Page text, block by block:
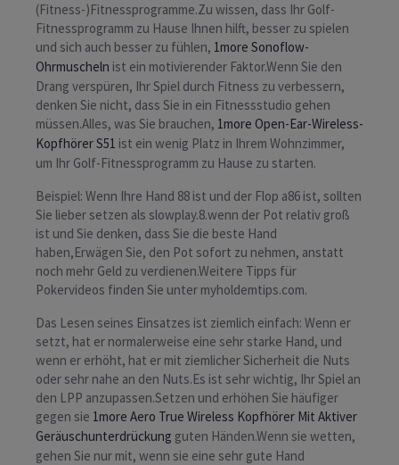
(Fitness-)Fitnessprogramme.Zu wissen, dass Ihr Golf-
Fitnessprogramm zu Hause Ihnen hilft, besser zu spielen
und sich auch besser zu fühlen, 1more Sonoflow-
Ohrmuscheln ist ein motivierender Faktor.Wenn Sie den
Drang verspüren, Ihr Spiel durch Fitness zu verbessern,
denken Sie nicht, dass Sie in ein Fitnessstudio gehen
müssen.Alles, was Sie brauchen, 1more Open-Ear-Wireless-
Kopfhörer S51 ist ein wenig Platz in Ihrem Wohnzimmer,
um Ihr Golf-Fitnessprogramm zu Hause zu starten.
Beispiel: Wenn Ihre Hand 88 ist und der Flop a86 ist, sollten
Sie lieber setzen als slowplay.8.wenn der Pot relativ groß
ist und Sie denken, dass Sie die beste Hand
haben,Erwägen Sie, den Pot sofort zu nehmen, anstatt
noch mehr Geld zu verdienen.Weitere Tipps für
Pokervideos finden Sie unter myholdemtips.com.
Das Lesen seines Einsatzes ist ziemlich einfach: Wenn er
setzt, hat er normalerweise eine sehr starke Hand, und
wenn er erhöht, hat er mit ziemlicher Sicherheit die Nuts
oder sehr nahe an den Nuts.Es ist sehr wichtig, Ihr Spiel an
den LPP anzupassen.Setzen und erhöhen Sie häufiger
gegen sie 1more Aero True Wireless Kopfhörer Mit Aktiver
Geräuschunterdrückung guten Händen.Wenn sie wetten,
gehen Sie nur mit, wenn sie eine sehr gute Hand